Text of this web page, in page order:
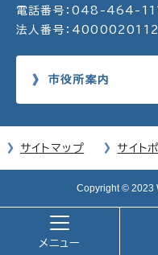
メニュー
電話番号：048-464-
法人番号：
市役所案内
サイトマップ サイト
Copyright © 2023